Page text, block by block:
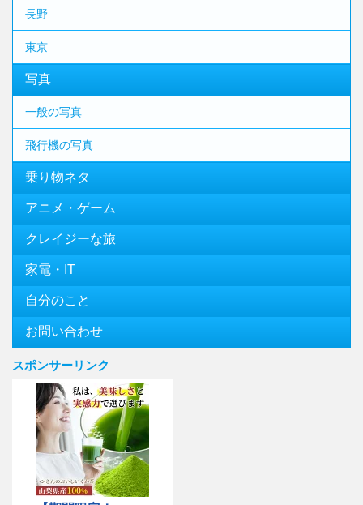
長野
東京
写真
一般の写真
飛行機の写真
乗り物ネタ
アニメ・ゲーム
クレイジーな旅
家電・IT
自分のこと
お問い合わせ
スポンサーリンク